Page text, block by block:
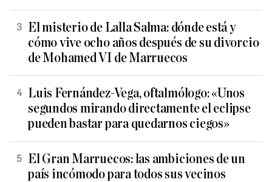
El misterio de Lalla Salma: dónde está y
cómo vive ocho años después de su divorcio
de Mohamed VI de Marruecos
Luis Fernández-Vega, oftalmólogo: «Unos
segundos mirando directamente el eclipse
pueden bastar para quedarnos ciegos»
El Gran Marruecos: las ambiciones de un
país incómodo para todos sus vecinos